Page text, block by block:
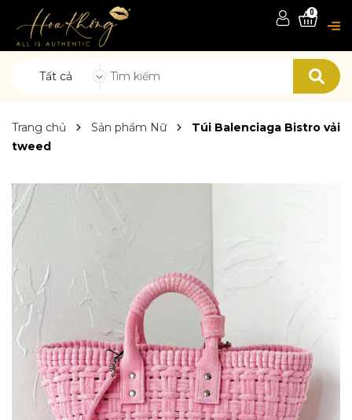
Tất cả
0
Trang chủ Sản phẩm Nữ
Túi Balenciaga Bistro vải
tweed